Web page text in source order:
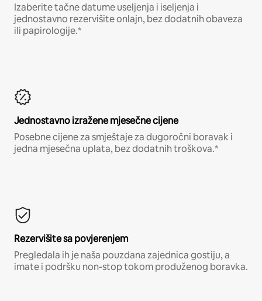
Izaberite tačne datume useljenja i iseljenja i
jednostavno rezervišite onlajn, bez dodatnih obaveza
ili papirologije.*
Jednostavno izražene mjesečne cijene
Posebne cijene za smještaje za dugoročni boravak i
jedna mjesečna uplata, bez dodatnih troškova.*
Rezervišite sa povjerenjem
Pregledala ih je naša pouzdana zajednica gostiju, a
imate i podršku non-stop tokom produženog boravka.